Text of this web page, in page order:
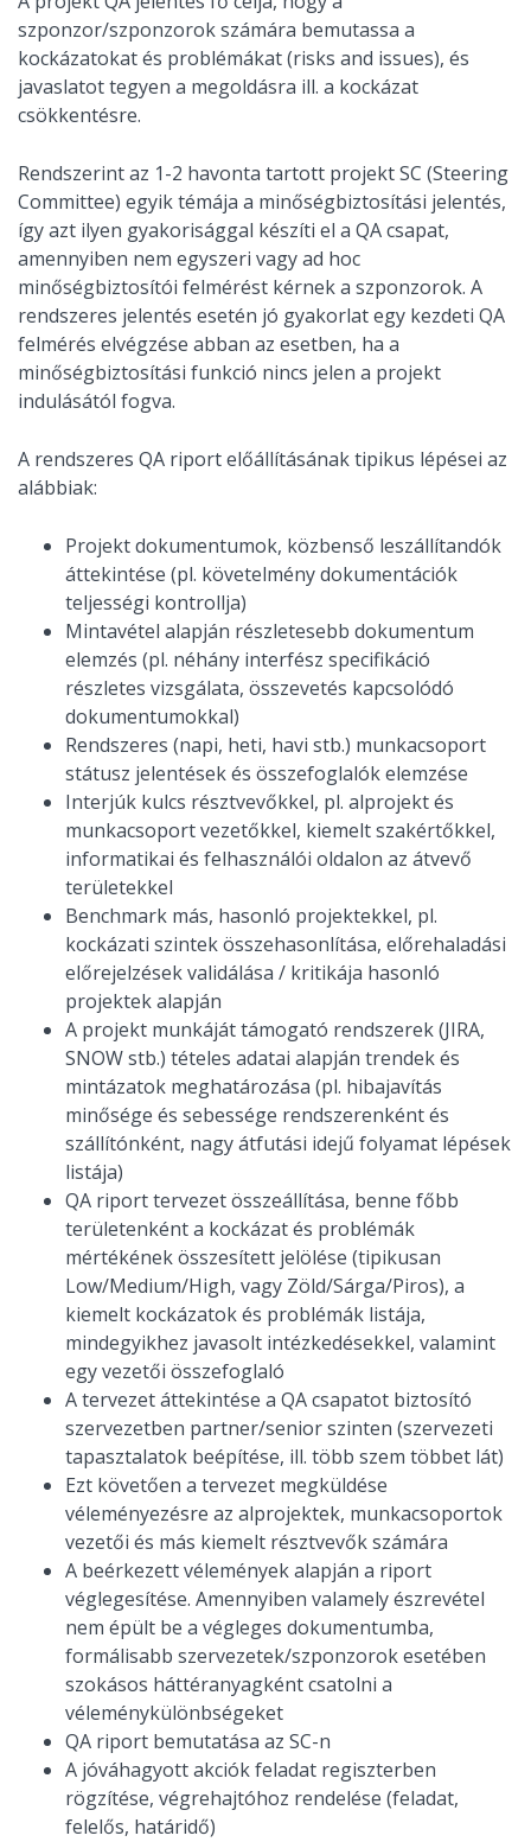
szponzor/szponzorok számára bemutassa a
kockázatokat és problémákat (risks and issues), és
javaslatot tegyen a megoldásra ill. a kockázat
csökkentésre.
Rendszerint az 1-2 havonta tartott projekt SC (Steering
Committee) egyik témája a minőségbiztosítási jelentés,
így azt ilyen gyakorisággal készíti el a QA csapat,
amennyiben nem egyszeri vagy ad hoc
minőségbiztosítói felmérést kérnek a szponzorok. A
rendszeres jelentés esetén jó gyakorlat egy kezdeti QA
felmérés elvégzése abban az esetben, ha a
minőségbiztosítási funkció nincs jelen a projekt
indulásától fogva.
A rendszeres QA riport előállításának tipikus lépései az
alábbiak:
Projekt dokumentumok, közbenső leszállítandók
áttekintése (pl. követelmény dokumentációk
teljességi kontrollja)
Mintavétel alapján részletesebb dokumentum
elemzés (pl. néhány interfész specifikáció
részletes vizsgálata, összevetés kapcsolódó
dokumentumokkal)
Rendszeres (napi, heti, havi stb.) munkacsoport
státusz jelentések és összefoglalók elemzése
Interjúk kulcs résztvevőkkel, pl. alprojekt és
munkacsoport vezetőkkel, kiemelt szakértőkkel,
informatikai és felhasználói oldalon az átvevő
területekkel
Benchmark más, hasonló projektekkel, pl.
kockázati szintek összehasonlítása, előrehaladási
előrejelzések validálása / kritikája hasonló
projektek alapján
A projekt munkáját támogató rendszerek (JIRA,
SNOW stb.) tételes adatai alapján trendek és
mintázatok meghatározása (pl. hibajavítás
minősége és sebessége rendszerenként és
szállítónként, nagy átfutási idejű folyamat lépések
listája)
QA riport tervezet összeállítása, benne főbb
területenként a kockázat és problémák
mértékének összesített jelölése (tipikusan
Low/Medium/High, vagy Zöld/Sárga/Piros), a
kiemelt kockázatok és problémák listája,
mindegyikhez javasolt intézkedésekkel, valamint
egy vezetői összefoglaló
A tervezet áttekintése a QA csapatot biztosító
szervezetben partner/senior szinten (szervezeti
tapasztalatok beépítése, ill. több szem többet lát)
Ezt követően a tervezet megküldése
véleményezésre az alprojektek, munkacsoportok
vezetői és más kiemelt résztvevők számára
A beérkezett vélemények alapján a riport
véglegesítése. Amennyiben valamely észrevétel
nem épült be a végleges dokumentumba,
formálisabb szervezetek/szponzorok esetében
szokásos háttéranyagként csatolni a
véleménykülönbségeket
QA riport bemutatása az SC-n
A jóváhagyott akciók feladat regiszterben
rögzítése, végrehajtóhoz rendelése (feladat,
felelős, határidő)